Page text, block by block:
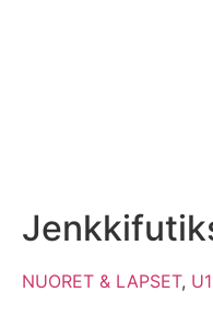
NUORET & LAPSET,